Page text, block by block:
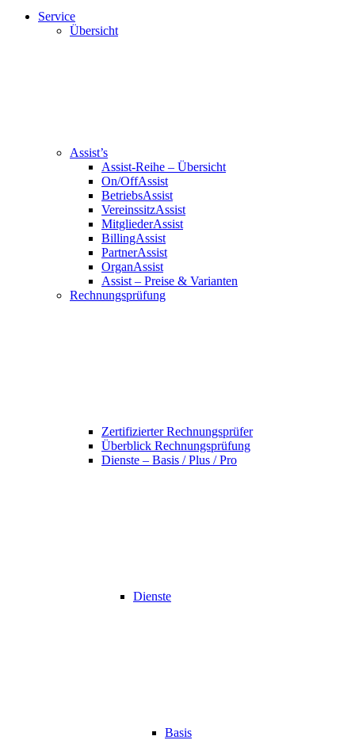
Service
Übersicht
Assist’s
Assist-Reihe – Übersicht
On/OffAssist
BetriebsAssist
VereinssitzAssist
MitgliederAssist
BillingAssist
PartnerAssist
OrganAssist
Assist – Preise & Varianten
Rechnungsprüfung
Zertifizierter Rechnungsprüfer
Überblick Rechnungsprüfung
Dienste – Basis / Plus / Pro
Dienste
Basis